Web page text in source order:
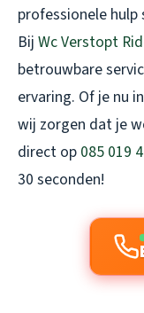
professionele
Bij Wc Verstopt
betrouwbare
ervaring. Of je nu
wij zorgen dat je
direct op 085 019
30 seconden!